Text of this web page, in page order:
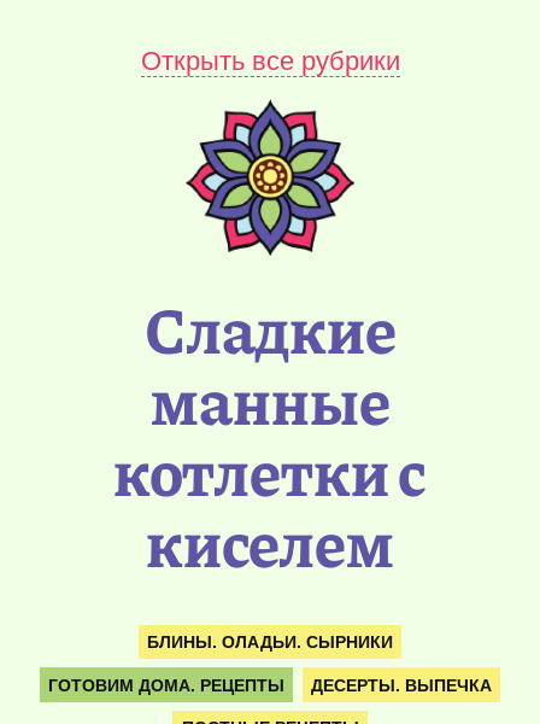
Открыть все рубрики
Сладкие
манные
котлетки с
киселем
БЛИНЫ. ОЛАДЬИ. СЫРНИКИ
ГОТОВИМ ДОМА. РЕЦЕПТЫ ДЕСЕРТЫ. ВЫПЕЧКА